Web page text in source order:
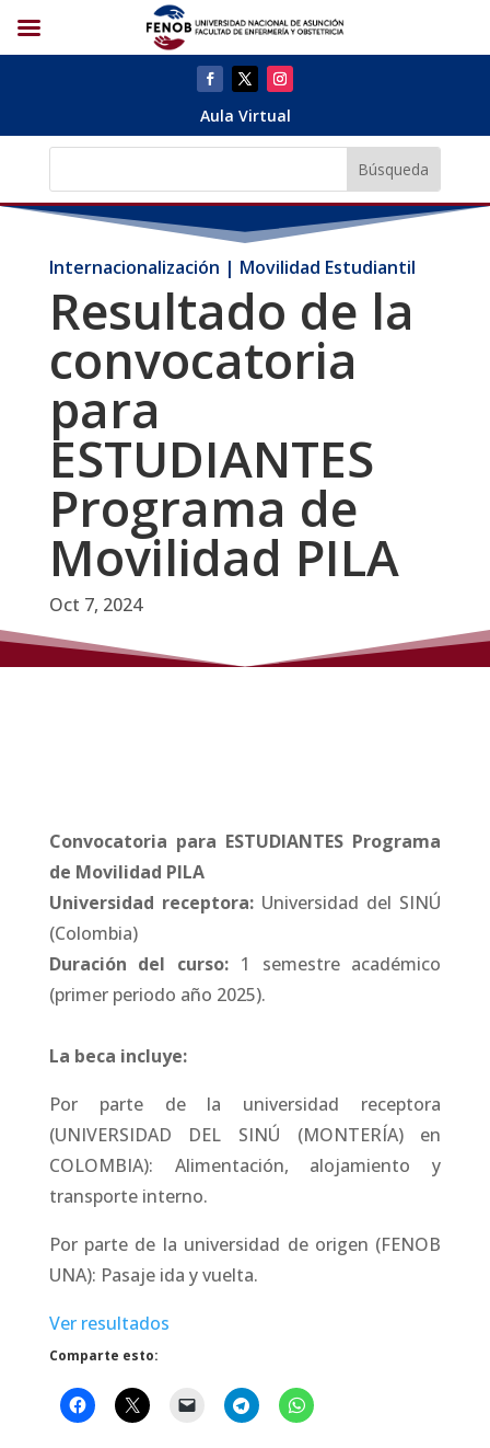
Aula Virtual
Internacionalización | Movilidad Estudiantil
Resultado de la
convocatoria
para
ESTUDIANTES
Programa de
Movilidad PILA
Oct 7, 2024
Convocatoria para ESTUDIANTES Programa
de Movilidad PILA
Universidad receptora:Universidad del SINÚ
(Colombia)
Duración del curso: 1 semestre académico
(primer periodo año 2025).
La beca incluye:
Por parte de la universidad receptora
(UNIVERSIDAD DEL SINÚ (MONTERÍA) en
COLOMBIA): Alimentación, alojamiento y
transporte interno.
Por parte de la universidad de origen (FENOB
UNA): Pasaje ida y vuelta.
Ver resultados
Comparte esto: